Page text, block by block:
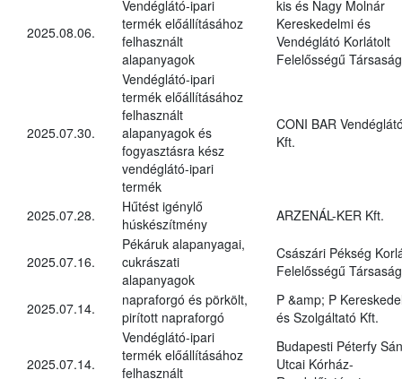
2025.08.06.
Vendéglátó-ipari
termék előállításához
felhasznált
alapanyagok
kis és Nagy Molnár
Kereskedelmi és
Vendéglátó Korlátolt
Felelősségű Társaság
2025.07.30.
Vendéglátó-ipari
termék előállításához
felhasznált
alapanyagok és
fogyasztásra kész
vendéglátó-ipari
termék
CONI BAR
Kft.
2025.07.28.
Hűtést igénylő
húskészítmény
ARZENÁL-KER Kft.
2025.07.16.
Pékáruk alapanyagai,
cukrászati
alapanyagok
Császári Pékség
Felelősségű Társaság
2025.07.14.
napraforgó és pörkölt,
pirított napraforgó
P &amp; P
és Szolgáltató Kft.
2025.07.14.
Vendéglátó-ipari
termék előállításához
felhasznált
Budapesti Péterfy
Utcai Kórház-